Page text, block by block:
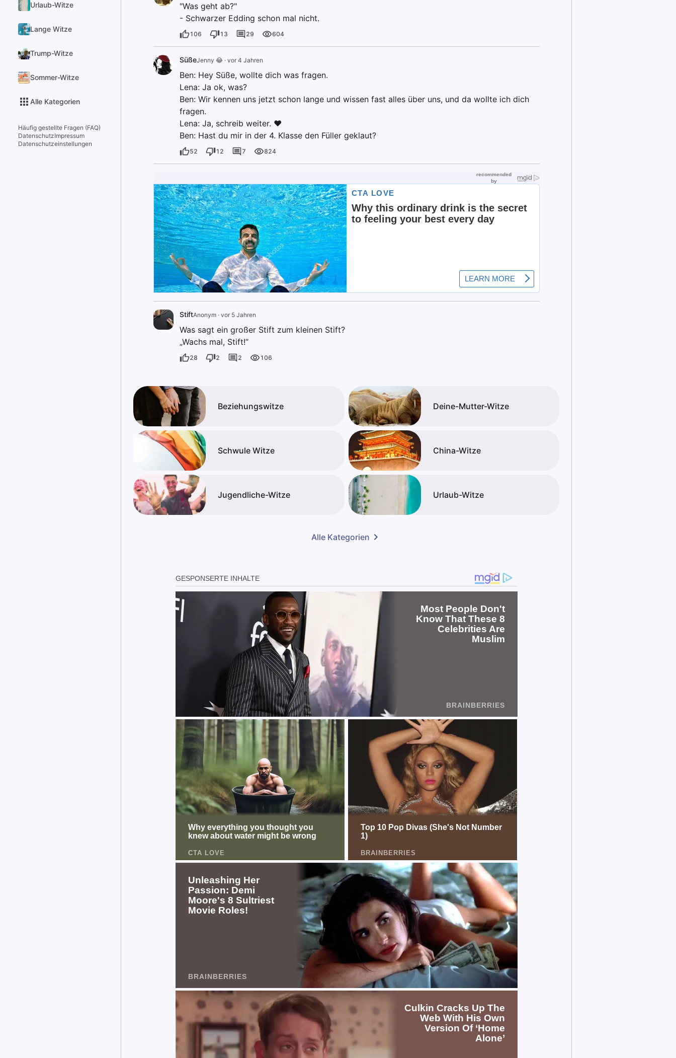
Urlaub-Witze
Lange Witze
Trump-Witze
Sommer-Witze
Alle Kategorien
Häufig gestellte Fragen (FAQ)
DatenschutzImpressum
Datenschutzeinstellungen
"Was geht ab?"
- Schwarzer Edding schon mal nicht.
106 13 29 604
SüßeJenny 😂· vor 4 Jahren
Ben: Hey Süße, wollte dich was fragen.
Lena: Ja ok, was?
Ben: Wir kennen uns jetzt schon lange und wissen fast alles über uns, und da wollte ich dich
fragen.
Lena: Ja, schreib weiter. ❤️
Ben: Hast du mir in der 4. Klasse den Füller geklaut?
52 12 7 824
StiftAnonym· vor 5 Jahren
Was sagt ein großer Stift zum kleinen Stift?
„Wachs mal, Stift!“
28 2 2 106
Beziehungswitze Deine-Mutter-Witze
Schwule Witze China-Witze
Jugendliche-Witze Urlaub-Witze
Alle Kategorien